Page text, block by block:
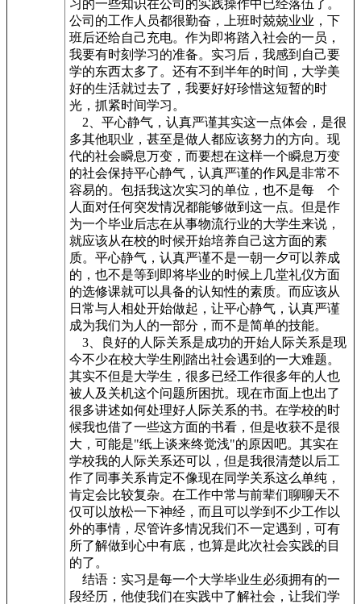
习的一些知识在公司的实践操作中已经落伍了。
公司的工作人员都很勤奋，上班时兢兢业业，下
班后还给自己充电。作为即将踏入社会的一员，
我要有时刻学习的准备。实习后，我感到自己要
学的东西太多了。还有不到半年的时间，大学美
好的生活就过去了，我要好好珍惜这短暂的时
光，抓紧时间学习。
2、平心静气，认真严谨其实这一点体会，是很
多其他职业，甚至是做人都应该努力的方向。现
代的社会瞬息万变，而要想在这样一个瞬息万变
的社会保持平心静气，认真严谨的作风是非常不
容易的。包括我这次实习的单位，也不是每 个
人面对任何突发情况都能够做到这一点。但是作
为一个毕业后志在从事物流行业的大学生来说，
就应该从在校的时候开始培养自己这方面的素
质。平心静气，认真严谨不是一朝一夕可以养成
的，也不是等到即将毕业的时候上几堂礼仪方面
的选修课就可以具备的认知性的素质。而应该从
日常与人相处开始做起，让平心静气，认真严谨
成为我们为人的一部分，而不是简单的技能。
3、良好的人际关系是成功的开始人际关系是现
今不少在校大学生刚踏出社会遇到的一大难题。
其实不但是大学生，很多已经工作很多年的人也
被人及关机这个问题所困扰。现在市面上也出了
很多讲述如何处理好人际关系的书。在学校的时
候我也借了一些这方面的书看，但是收获不是很
大，可能是"纸上谈来终觉浅"的原因吧。其实在
学校我的人际关系还可以，但是我很清楚以后工
作了同事关系肯定不像现在同学关系这么单纯，
肯定会比较复杂。在工作中常与前辈们聊聊天不
仅可以放松一下神经，而且可以学到不少工作以
外的事情，尽管许多情况我们不一定遇到，可有
所了解做到心中有底，也算是此次社会实践的目
的了。
结语：实习是每一个大学毕业生必须拥有的一
段经历，他使我们在实践中了解社会，让我们学